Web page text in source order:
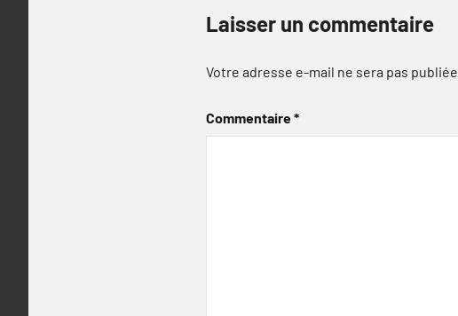
Laisser un commentaire
Votre adresse e-mail ne sera pas publiée.
Commentaire*